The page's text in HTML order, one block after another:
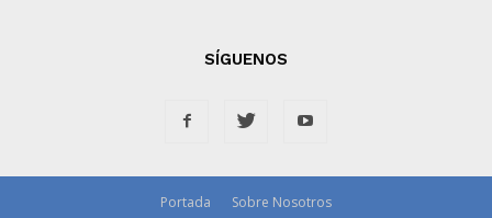
SÍGUENOS
Portada Sobre Nosotros